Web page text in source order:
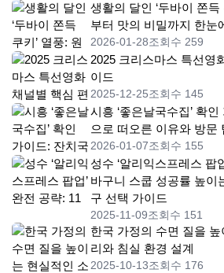
생활의 달인 ‘두바이 쫀득
부터 맛의 비밀까지 한눈
2026-01-28조회수 259
2025 크리스마스 특선영
이드
2025-12-25조회수 145
시흥 ‘좋은날국수집’ 확
으로 떠오른 이유와 방문
2026-01-07조회수 155
성수 ‘알리익스프레스 팝
바구니 스쿱 성공률 높이
구 선택 가이드
2025-11-09조회수 151
한국 가정의 수면 질을
리와 침실 환경 설계
2025-10-13조회수 176